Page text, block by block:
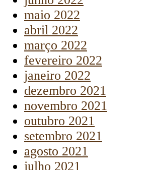
maio 2022
abril 2022
março 2022
fevereiro 2022
janeiro 2022
dezembro 2021
novembro 2021
outubro 2021
setembro 2021
agosto 2021
julho 2021